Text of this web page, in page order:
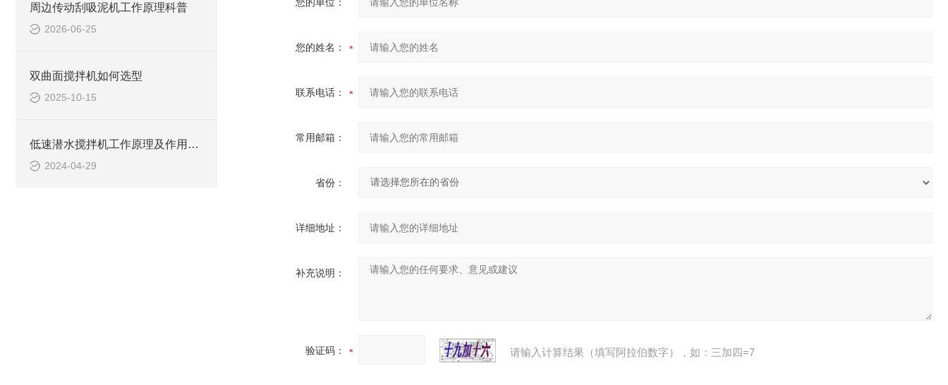
周边传动刮吸泥机工作原理科普
2026-06-25
双曲面搅拌机如何选型
2025-10-15
低速潜水搅拌机工作原理及作用特点、安装图、CAD结构图
2024-04-29
您的姓名：
联系电话：
常用邮箱：
省份：
详细地址：
补充说明：
验证码： 请输入计算结果（填写阿拉伯数字），如：三加四=7